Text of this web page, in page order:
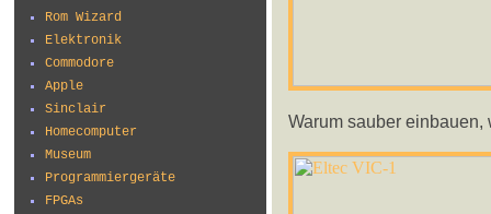
Rom Wizard
Elektronik
Commodore
Apple
Sinclair
Homecomputer
Museum
Programmiergeräte
FPGAs
Warum sauber